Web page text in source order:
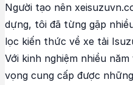
Người tạo nên
dựng, tôi đã từng gặp
lọc kiến thức về xe tải
Với kinh nghiệm nhiều
vọng cung cấp được